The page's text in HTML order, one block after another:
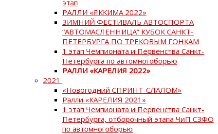
этап
РАЛЛИ «ЯККИМА 2022»
ЗИМНИЙ ФЕСТИВАЛЬ АВТОСПОРТА
“АВТОМАСЛЕННИЦА” КУБОК САНКТ-
ПЕТЕРБУРГА ПО ТРЕКОВЫМ ГОНКАМ
1 этап Чемпионата и Первенства Санкт-
Петербурга по автомногоборью
РАЛЛИ «КАРЕЛИЯ 2022»
2021
«Новогодний СПРИНТ-СЛАЛОМ»
Ралли «КАРЕЛИЯ 2021»
1 этап Чемпионата и Первенства Санкт-
Петербурга, отборочный этапа ЧиП СЗФО
по автомногоборью